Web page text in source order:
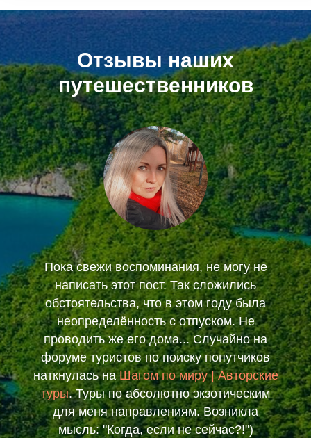
Отзывы наших
путешественников
Пока свежи воспоминания, не могу не
написать этот пост. Так сложились
обстоятельства, что в этом году была
неопределённость с отпуском. Не
проводить же его дома... Случайно на
форуме туристов по поиску попутчиков
наткнулась наШагом по миру | Авторские
туры. Туры по абсолютно экзотическим
для меня направлениям. Возникла
мысль: "Когда, если не сейчас?!")